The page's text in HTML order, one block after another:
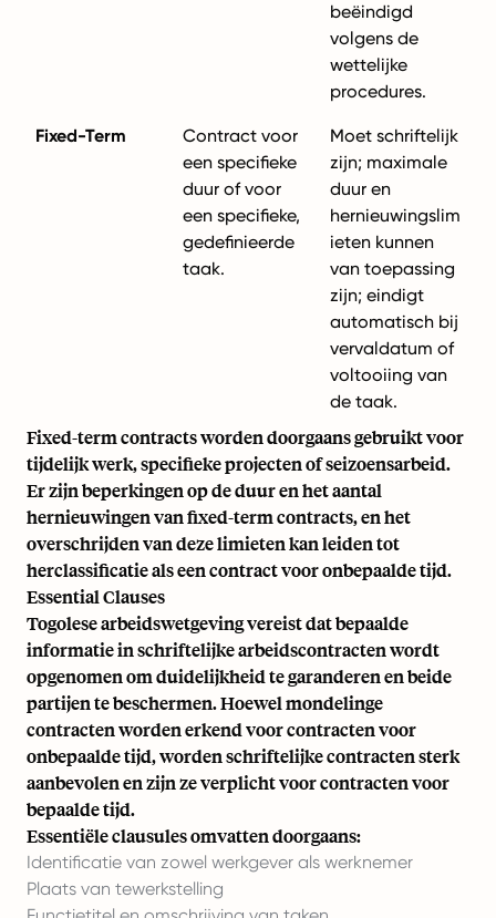
beëindigd
volgens de
wettelijke
procedures.
Fixed-Term
Contract voor
een specifieke
duur of voor
een specifieke,
gedefinieerde
taak.
Moet schriftelijk
zijn; maximale
duur en
hernieuwingslim
ieten kunnen
van toepassing
zijn; eindigt
automatisch bij
vervaldatum of
voltooiing van
de taak.
Fixed-term contracts worden doorgaans gebruikt voor
tijdelijk werk, specifieke projecten of seizoensarbeid.
Er zijn beperkingen op de duur en het aantal
hernieuwingen van fixed-term contracts, en het
overschrijden van deze limieten kan leiden tot
herclassificatie als een contract voor onbepaalde tijd.
Essential Clauses
Togolese arbeidswetgeving vereist dat bepaalde
informatie in schriftelijke arbeidscontracten wordt
opgenomen om duidelijkheid te garanderen en beide
partijen te beschermen. Hoewel mondelinge
contracten worden erkend voor contracten voor
onbepaalde tijd, worden schriftelijke contracten sterk
aanbevolen en zijn ze verplicht voor contracten voor
bepaalde tijd.
Essentiële clausules omvatten doorgaans:
Identificatie van zowel werkgever als werknemer
Plaats van tewerkstelling